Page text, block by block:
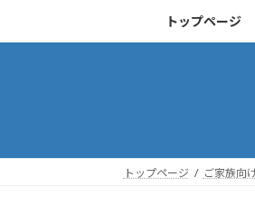
キ
に
トップページ
トップページ ご家族向